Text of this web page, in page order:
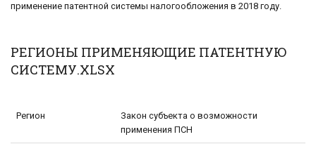
применение патентной системы налогообложения в 2018 году.
РЕГИОНЫ ПРИМЕНЯЮЩИЕ ПАТЕНТНУЮ
СИСТЕМУ.XLSX
Регион
Закон субъекта о возможности
применения ПСН